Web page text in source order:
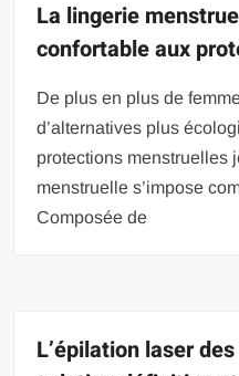
La lingerie
confortable aux
De plus en plus de
d’alternatives plus
protections menstruelles
menstruelle s’impose
Composée de
L’épilation laser